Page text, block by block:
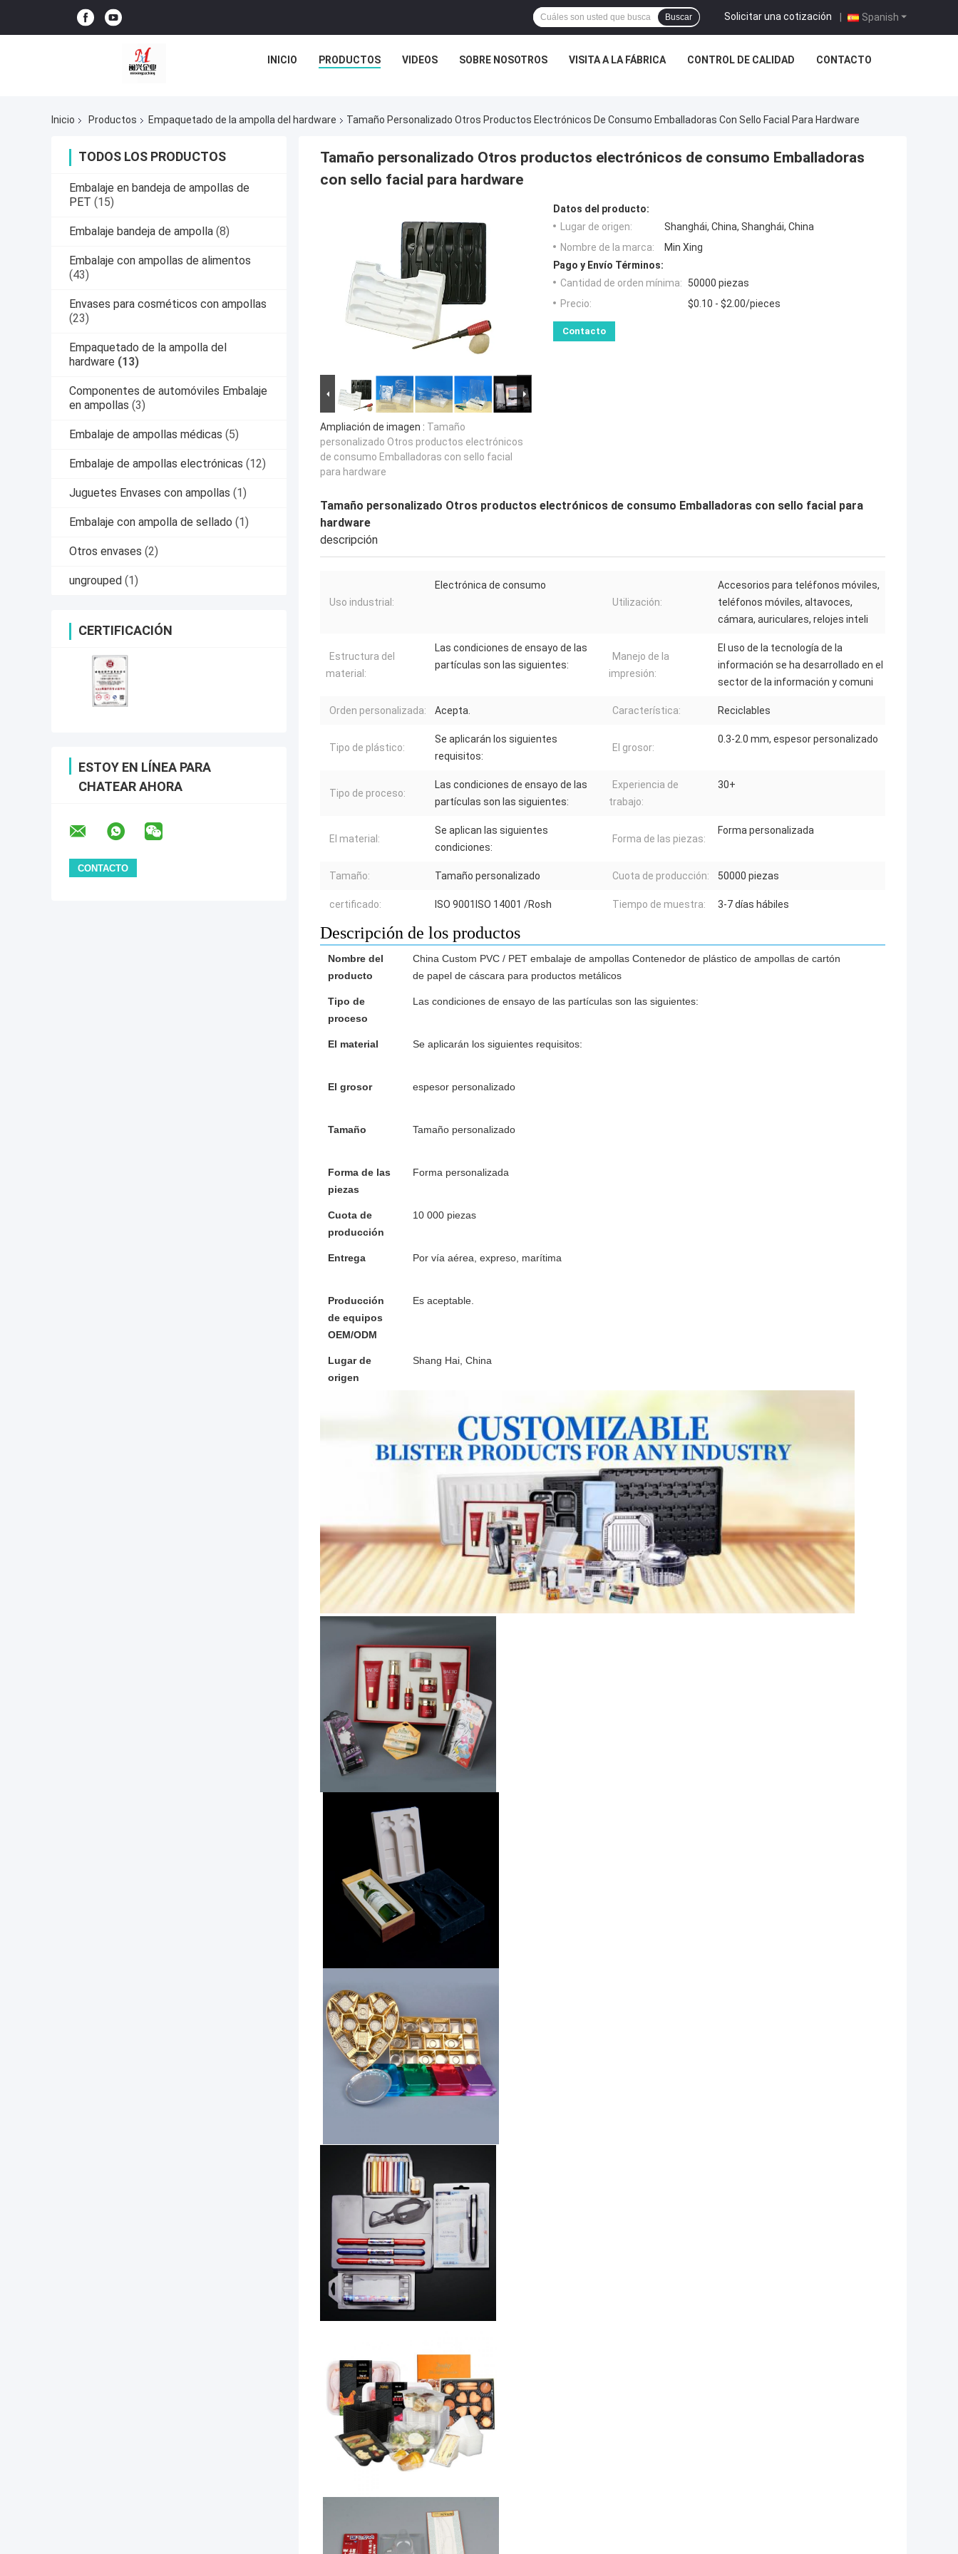
Spanish
Solicitar una cotización |
Buscar
INICIO PRODUCTOS VIDEOS SOBRE NOSOTROS VISITA A LA FÁBRICA CONTROL DE CALIDAD CONTACTO
Inicio Productos Empaquetado de la ampolla del hardware Tamaño Personalizado Otros Productos Electrónicos De Consumo Emballadoras Con Sello Facial Para Hardware
TODOS LOS PRODUCTOS
Embalaje en bandeja de ampollas de
PET (15)
Embalaje bandeja de ampolla (8)
Embalaje con ampollas de alimentos
(43)
Envases para cosméticos con ampollas
(23)
Empaquetado de la ampolla del
hardware (13)
Componentes de automóviles Embalaje
en ampollas (3)
Embalaje de ampollas médicas (5)
Embalaje de ampollas electrónicas (12)
Juguetes Envases con ampollas (1)
Embalaje con ampolla de sellado (1)
Otros envases (2)
ungrouped (1)
CERTIFICACIÓN
ESTOY EN LÍNEA PARA
CHATEAR AHORA
Tamaño personalizado Otros productos electrónicos de consumo Emballadoras
con sello facial para hardware
Ampliación de imagen : Tamaño
personalizado Otros productos electrónicos
de consumo Emballadoras con sello facial
para hardware
Datos del producto:
Lugar de origen:
Shanghái, China, Shanghái, China
Nombre de la marca:
Min Xing
Pago y Envío Términos:
Cantidad de orden mínima:
50000 piezas
Precio:
$0.10 - $2.00/pieces
Contacto
Tamaño personalizado Otros productos electrónicos de consumo Emballadoras con sello facial para
hardware
descripción
Uso industrial:
Electrónica de consumo
Utilización:
Accesorios para teléfonos móviles,
teléfonos móviles, altavoces,
cámara, auriculares, relojes inteli
Estructura del
material:
Las condiciones de ensayo de las
partículas son las siguientes:
Manejo de la
impresión:
El uso de la tecnología de la
información se ha desarrollado en el
sector de la información y comuni
Orden personalizada: Acepta. Característica: Reciclables
Tipo de plástico:
Se aplicarán los siguientes
requisitos:
El grosor:
0.3-2.0 mm, espesor personalizado
Tipo de proceso:
Las condiciones de ensayo de las
partículas son las siguientes:
Experiencia de
trabajo:
30+
El material:
Se aplican las siguientes
condiciones:
Forma de las piezas:
Forma personalizada
Tamaño: Tamaño personalizado Cuota de producción: 50000 piezas
certificado: ISO 9001ISO 14001 /Rosh Tiempo de muestra: 3-7 días hábiles
Descripción de los productos
Nombre del
producto
China Custom PVC / PET embalaje de ampollas Contenedor de plástico de ampollas de cartón
de papel de cáscara para productos metálicos
Tipo de
proceso
Las condiciones de ensayo de las partículas son las siguientes:
El material Se aplicarán los siguientes requisitos:
El grosor espesor personalizado
Tamaño Tamaño personalizado
Forma de las
piezas
Forma personalizada
Cuota de
producción
10 000 piezas
Entrega Por vía aérea, expreso, marítima
Producción
de equipos
OEM/ODM
Es aceptable.
Lugar de
origen
Shang Hai, China